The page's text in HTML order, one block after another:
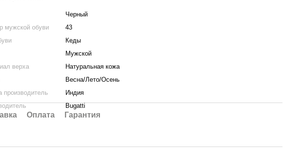
Черный
мужской обуви
43
Кеды
Мужской
верха
Натуральная кожа
Весна/Лето/Осень
производитель
Индия
Bugatti
Оплата Гарантия